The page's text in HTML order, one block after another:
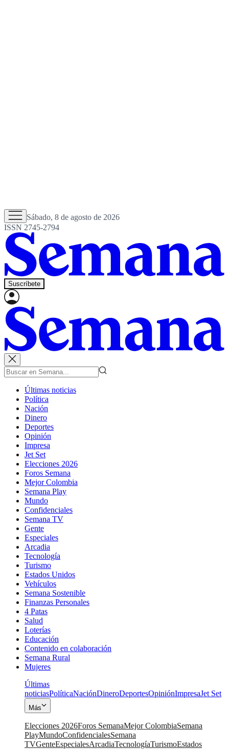
Sábado, 8 de agosto de 2026
ISSN 2745-2794
Suscríbete
Últimas noticias
Política
Nación
Dinero
Deportes
Opinión
Impresa
Jet Set
Elecciones 2026
Foros Semana
Mejor Colombia
Semana Play
Mundo
Confidenciales
Semana TV
Gente
Especiales
Arcadia
Tecnología
Turismo
Estados Unidos
Vehículos
Semana Sostenible
Finanzas Personales
4 Patas
Salud
Loterías
Educación
Contenido en colaboración
Semana Rural
Mujeres
Últimas
noticiasPolíticaNaciónDineroDeportesOpiniónImpresaJet Set
Más
Elecciones 2026Foros SemanaMejor ColombiaSemana
PlayMundoConfidencialesSemana
TVGenteEspecialesArcadiaTecnologíaTurismoEstados